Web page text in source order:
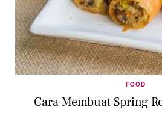
FOOD
Cara Membuat Spring